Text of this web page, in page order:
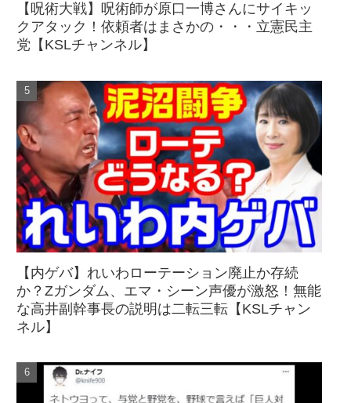
【呪術大戦】呪術師が原口一博さんにサイキッ
クアタック！依頼者はまさかの・・・立憲民主
党【KSLチャンネル】
【内ゲバ】れいわローテーション廃止か存続
か？Zガンダム、エマ・シーン声優が激怒！無能
な高井副幹事長の説明は二転三転【KSLチャン
ネル】